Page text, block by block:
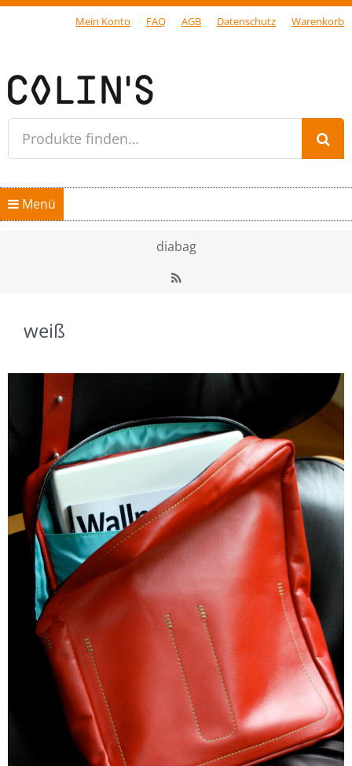
Mein Konto FAQ AGB Datenschutz Warenkorb
Gersfeld Rhön
Produkte finden…
Springe zum Inhalt
Menü
Home
Kollektion “diabag”
Kollektion “by tim johl”
by my side
Kollektion “by my side”
Taschen
Designer
Tim Johl
by tim johl – die Story
Alfredo Häberli
by my side – die Story
Karen Donndorf
Sonderanfertigungen
diabag
RSS
weiß